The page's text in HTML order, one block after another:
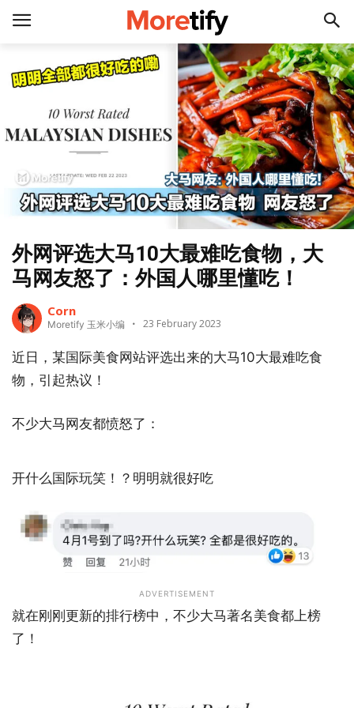
外网评选大马10大最难吃食物，大
马网友怒了：外国人哪里懂吃！
Corn
Moretify 玉米小编 23 February 2023
近日，某国际美食网站评选出来的大马10大最难吃食
物，引起热议！
不少大马网友都愤怒了：
开什么国际玩笑！？明明就很好吃
ADVERTISEMENT
就在刚刚更新的排行榜中，不少大马著名美食都上榜
了！